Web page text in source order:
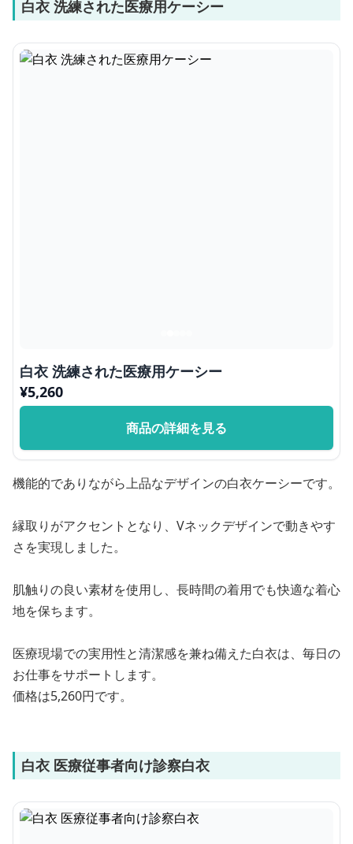
白衣 洗練された医療用ケーシー
白衣 洗練された医療用ケーシー
¥5,260
商品の詳細を見る
機能的でありながら上品なデザインの白衣ケーシーです。
縁取りがアクセントとなり、Vネックデザインで動きやす
さを実現しました。
肌触りの良い素材を使用し、長時間の着用でも快適な着心
地を保ちます。
医療現場での実用性と清潔感を兼ね備えた白衣は、毎日の
お仕事をサポートします。
価格は5,260円です。
白衣 医療従事者向け診察白衣